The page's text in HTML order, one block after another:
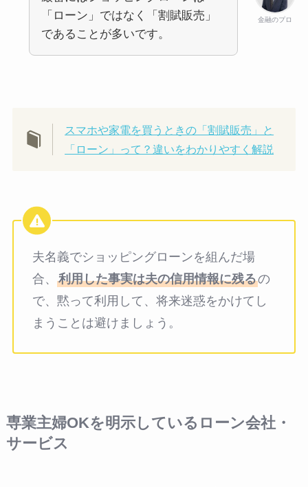
金融のプロ
「ローン」ではなく「割賦販売」
であることが多いです。
スマホや家電を買うときの「割賦販売」と
「ローン」って？違いをわかりやすく解説
夫名義でショッピングローンを組んだ場
合、 利用した事実は夫の信用情報に残るの
で、黙って利用して、将来迷惑をかけてし
まうことは避けましょう。
専業主婦OKを明示しているローン会社・
サービス